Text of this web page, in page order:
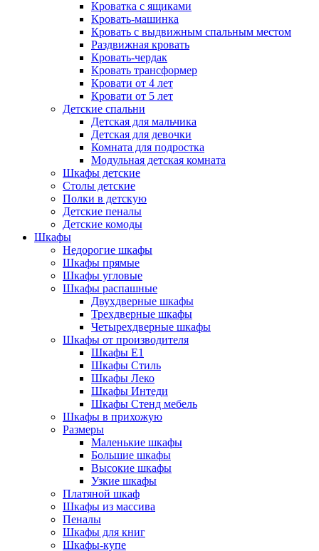
Кроватка с ящиками
Кровать-машинка
Кровать с выдвижным спальным местом
Раздвижная кровать
Кровать-чердак
Кровать трансформер
Кровати от 4 лет
Кровати от 5 лет
Детские спальни
Детская для мальчика
Детская для девочки
Комната для подростка
Модульная детская комната
Шкафы детские
Столы детские
Полки в детскую
Детские пеналы
Детские комоды
Шкафы
Недорогие шкафы
Шкафы прямые
Шкафы угловые
Шкафы распашные
Двухдверные шкафы
Трехдверные шкафы
Четырехдверные шкафы
Шкафы от производителя
Шкафы E1
Шкафы Стиль
Шкафы Леко
Шкафы Интеди
Шкафы Стенд мебель
Шкафы в прихожую
Размеры
Маленькие шкафы
Большие шкафы
Высокие шкафы
Узкие шкафы
Платяной шкаф
Шкафы из массива
Пеналы
Шкафы для книг
Шкафы-купе